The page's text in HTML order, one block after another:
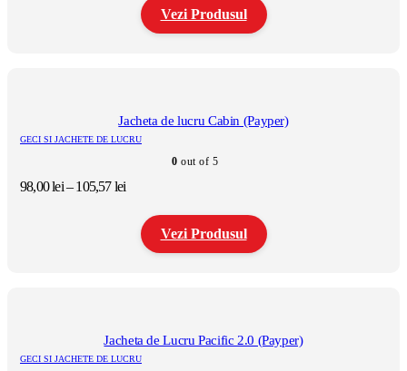
Vezi Produsul
variații.
Opțiunile
fi
alese
Jacheta de lucru Cabin (Payper)
GECI SI JACHETE DE LUCRU
0 out of 5
98,00lei– 105,57leiInterval
prețuri:
98,00 lei
până
Vezi Produsul
variații.
Jacheta de Lucru Pacific 2.0 (Payper)
GECI SI JACHETE DE LUCRU